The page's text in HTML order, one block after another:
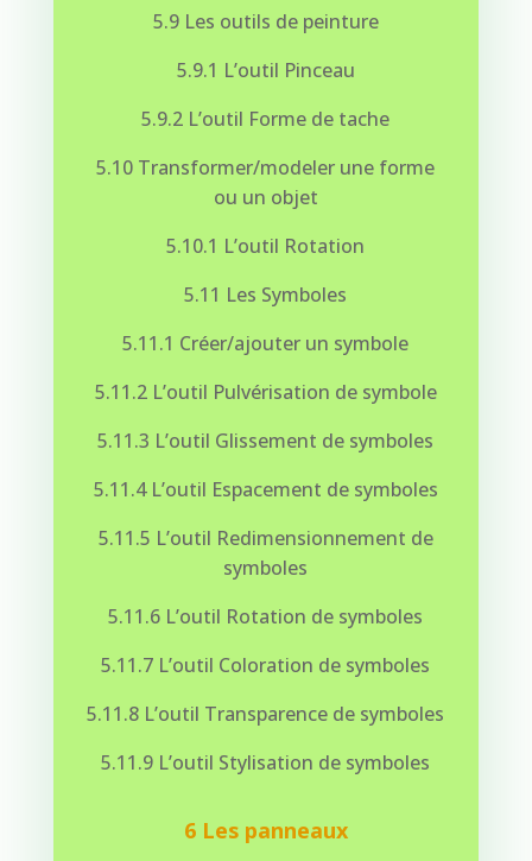
5.9 Les outils de peinture
5.9.1 L’outil Pinceau
5.9.2 L’outil Forme de tache
5.10 Transformer/modeler une forme
ou un objet
5.10.1 L’outil Rotation
5.11 Les Symboles
5.11.1 Créer/ajouter un symbole
5.11.2 L’outil Pulvérisation de symbole
5.11.3 L’outil Glissement de symboles
5.11.4 L’outil Espacement de symboles
5.11.5 L’outil Redimensionnement de
symboles
5.11.6 L’outil Rotation de symboles
5.11.7 L’outil Coloration de symboles
5.11.8 L’outil Transparence de symboles
5.11.9 L’outil Stylisation de symboles
6 Les panneaux